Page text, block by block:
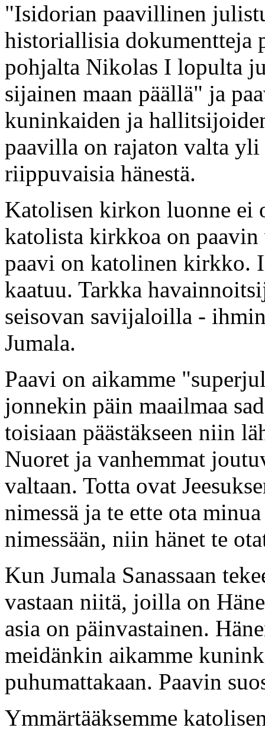
"Isidorian paavillinen
historiallisia dokumentteja
pohjalta Nikolas I lopulta
sijainen maan päällä" ja
kuninkaiden ja
paavilla on rajaton valta
riippuvaisia hänestä.
Katolisen kirkon luonne ei
katolista kirkkoa on paavin
paavi on katolinen kirkko.
kaatuu. Tarkka
seisovan savijaloilla -
Jumala.
Paavi on aikamme
jonnekin päin maailmaa
toisiaan päästäkseen niin
Nuoret ja vanhemmat
valtaan. Totta ovat
nimessä ja te ette ota
nimessään, niin hänet te
Kun Jumala Sanassaan
vastaan niitä, joilla on
asia on päinvastainen.
meidänkin aikamme
puhumattakaan. Paavin
Ymmärtääksemme